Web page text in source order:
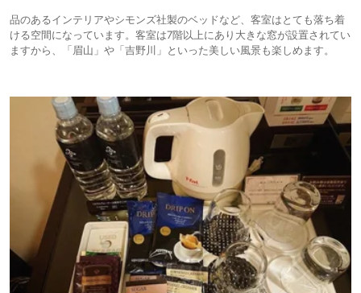
品のあるインテリアやシモンズ社製のベッドなど、客室はとても落ち着
ける空間になっています。客室は7階以上にあり大きな窓が設置されてい
ますから、「眉山」や「吉野川」といった美しい風景も楽しめます。